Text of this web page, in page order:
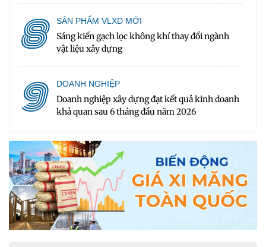
8 SẢN PHẨM VLXD MỚI
Sáng kiến gạch lọc không khí thay đổi ngành
vật liệu xây dựng
9 DOANH NGHIỆP
Doanh nghiệp xây dựng đạt kết quả kinh doanh
khả quan sau 6 tháng đầu năm 2026